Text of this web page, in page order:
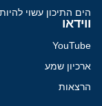
הים התיכון עשוי
ווידאו
YouTube
ארכיון שמע
הרצאות